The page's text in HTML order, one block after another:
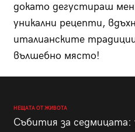
докато дегустираш
уникални рецепти,
италианските
вълшебно място!
НЕЩАТА ОТ ЖИВОТА
Събития за седмицата: